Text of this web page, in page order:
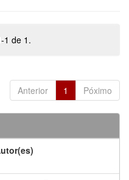
1 de 1.
Anterior 1 Póximo